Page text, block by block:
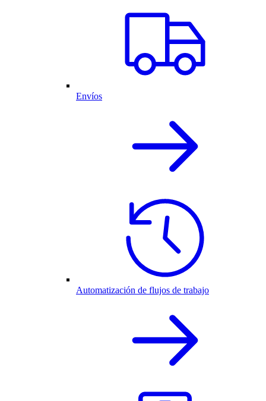
Envíos
Automatización de flujos de trabajo